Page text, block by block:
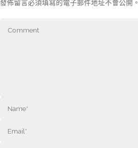
發佈留言必須填寫的電子郵件地址不會公開。